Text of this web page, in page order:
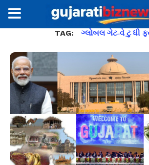
TAG: ગ્લોબલ ગેટ-વે ટુ ધી